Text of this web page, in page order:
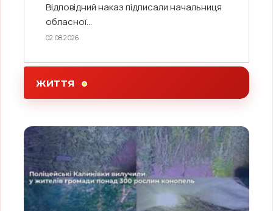
Відповідний наказ підписали начальниця
обласної...
02.08.2026
ЖИТТЯ